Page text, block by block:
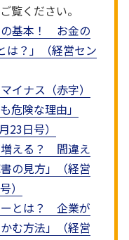
覧ください。
の基本！ お金の
は？」（経営セン
イナス（赤字）
険な理由」
23日号）
増える？ 間違え
の見方」（経営
）
ーとは？ 企業が
む方法」（経営